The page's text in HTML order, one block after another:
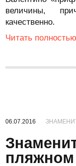
величины,
качественно.
Читать
06.07.2016